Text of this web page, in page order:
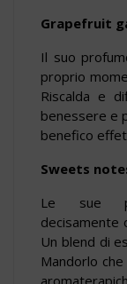
Grapefruit
Il suo
proprio
Riscalda e
benessere e
benefico
Sweets
Le sue
decisamente
Un blend di
Mandorlo